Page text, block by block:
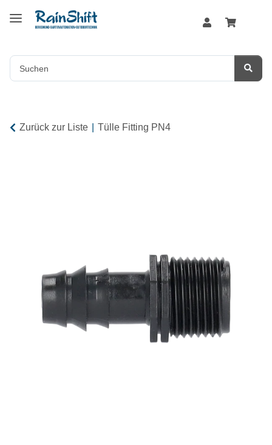
Zurück zur Liste Tülle Fitting PN4